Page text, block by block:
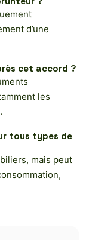
d’une
cet accord ?
les
tous types de
mais peut